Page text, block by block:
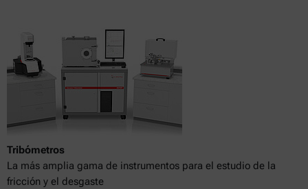
Tribómetros
La más amplia gama de instrumentos para el estudio de la
fricción y el desgaste